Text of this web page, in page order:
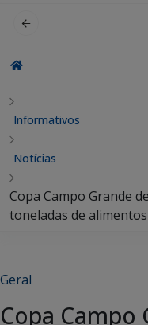
Informativos
Notícias
Copa Campo Grande
toneladas de
Geral
Copa Campo